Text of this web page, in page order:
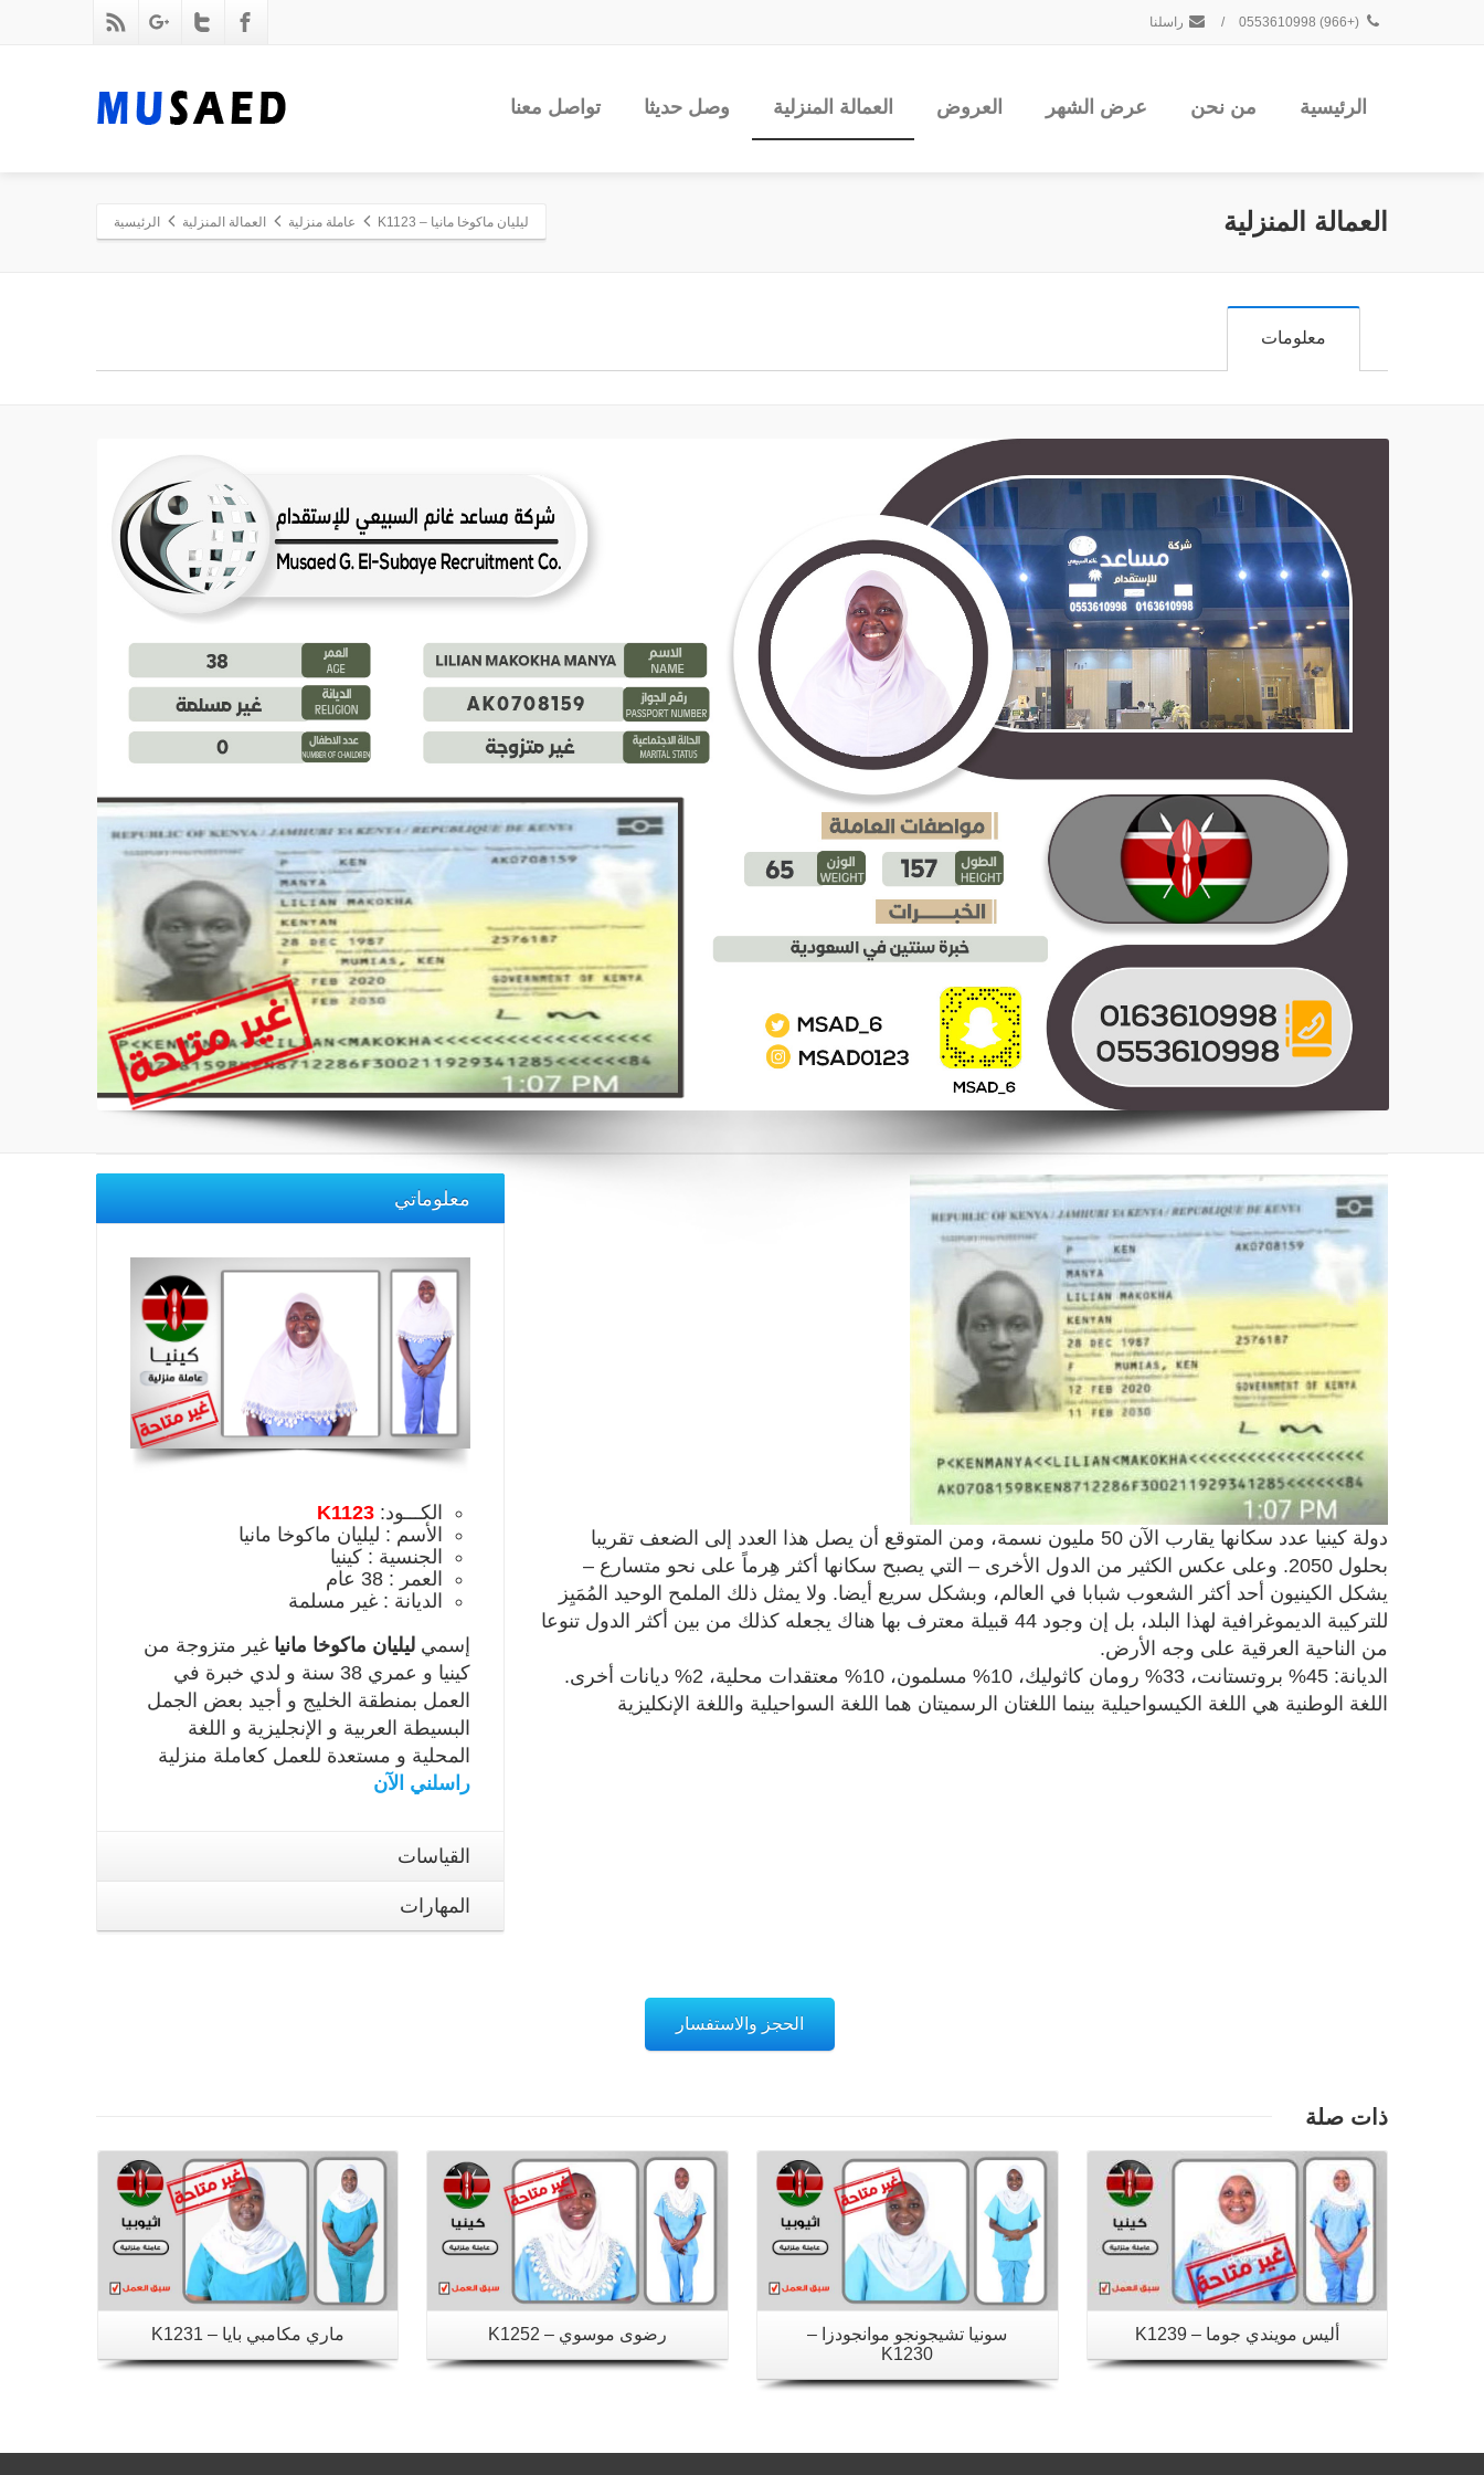
(+966) 0553610998
/ راسلنا
الرئيسية من نحن عرض الشهر العروض العمالة المنزلية وصل حديثا تواصل معنا
العمالة المنزلية ليليان ماكوخا مانيا – K1123 عاملة منزلية العمالة المنزلية الرئيسية
معلومات
معلوماتي
الكـــود: K1123
الأسم : ليليان ماكوخا مانيا
الجنسية : كينيا
العمر : 38 عام
الديانة : غير مسلمة
إسمي ليليان ماكوخا مانيا غير متزوجة من
كينيا و عمري 38 سنة و لدي خبرة في
العمل بمنطقة الخليج و أجيد بعض الجمل
البسيطة العربية و الإنجليزية و اللغة
المحلية و مستعدة للعمل كعاملة منزلية
راسلني الآن
القياسات
المهارات
دولة كينيا عدد سكانها يقارب الآن 50 مليون نسمة، ومن المتوقع أن يصل هذا العدد إلى الضعف تقريبا
بحلول 2050. وعلى عكس الكثير من الدول الأخرى – التي يصبح سكانها أكثر هِرماً على نحو متسارع –
يشكل الكينيون أحد أكثر الشعوب شبابا في العالم، وبشكل سريع أيضا. ولا يمثل ذلك الملمح الوحيد المُمَيِز
للتركيبة الديموغرافية لهذا البلد، بل إن وجود 44 قبيلة معترف بها هناك يجعله كذلك من بين أكثر الدول تنوعا
من الناحية العرقية على وجه الأرض.
الديانة: 45% بروتستانت، 33% رومان كاثوليك، 10% مسلمون، 10% معتقدات محلية، 2% ديانات أخرى.
اللغة الوطنية هي اللغة الكيسواحيلية بينما اللغتان الرسميتان هما اللغة السواحيلية واللغة الإنكليزية
الحجز والاستفسار
ذات صلة
ماري مكامبي بايا – K1231 رضوى موسوي – K1252
سونيا تشيجونجو موانجودزا –
K1230
أليس مويندي جوما – K1239